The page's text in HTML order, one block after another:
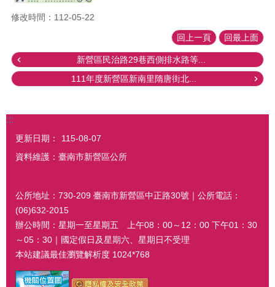
修改時間：112-05-22
回上一頁 回最上面
新營區民治路29巷西側排水路等...
111年度新營區新南里隋唐街北...
:::
更新日期：
115-08-07
資料維護：臺南市新營區公所
公所地址：730-209 臺南市新營區中正路30號｜公所電話：
(06)632-2015
辦公時間：星期一至星期五 上午08：00～12：00 下午01：30
～05：30｜國定假日及星期六、星期日不受理
本站建議最佳瀏覽解析度 1024*768